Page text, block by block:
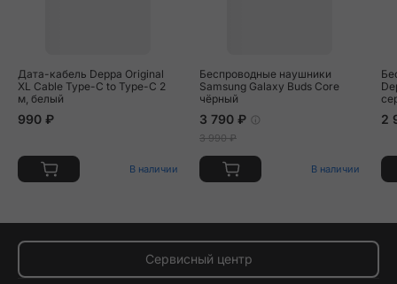
Дата-кабель Deppa Original
XL Cable Type-C to Type-C 2
м, белый
990 ₽
В наличии
Беспроводные наушники
Samsung Galaxy Buds Core
чёрный
3 790 ₽
3 990 ₽
В наличии
2
Сервисный центр